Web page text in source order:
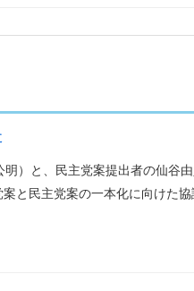
）と、民主党案提出者の仙谷
と民主党案の一本化に向けた